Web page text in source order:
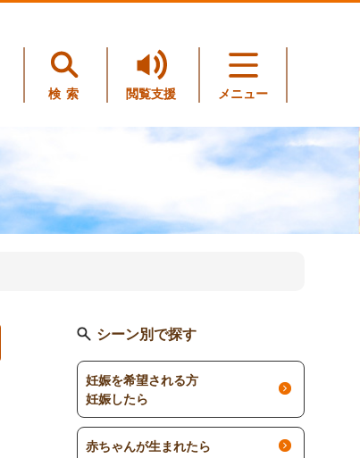
検索 閲覧支援 メニュー
シーン別で探す
妊娠を希望される方
妊娠したら
赤ちゃんが生まれたら